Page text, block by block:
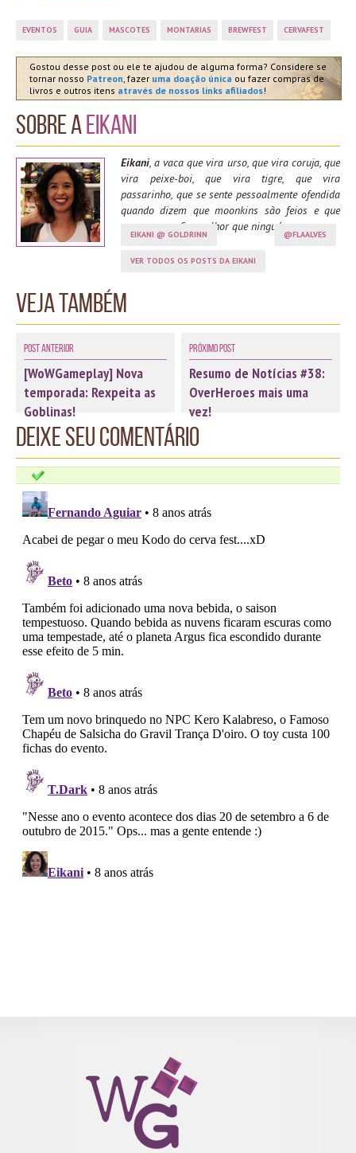
EVENTOS GUIA MASCOTES MONTARIAS BREWFEST CERVAFEST
Gostou desse post ou ele te ajudou de alguma forma? Considere se
tornar nosso Patreon, fazer uma doação única ou fazer compras de
livros e outros itens através de nossos links afiliados!
Sobre aEikani
Eikani, a vaca que vira urso, que vira coruja, que
vira peixe-boi, que vira tigre, que vira
passarinho, que se sente pessoalmente ofendida
quando dizem que moonkins são feios e que
spama moonfire melhor que ninguém.
EIKANI @ GOLDRINN @FLAALVES
VER TODOS OS POSTS DA EIKANI
Veja também
Post Anterior
[WoWGameplay] Nova
temporada: Rexpeita as
Goblinas!
Próximo Post
Resumo de Notícias #38:
OverHeroes mais uma
vez!
Deixe seu comentário